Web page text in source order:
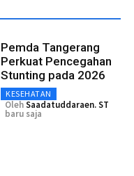
Pemda Tangerang
Perkuat Pencegahan
Stunting pada 2026
KESEHATAN
OlehSaadatuddaraen. ST
baru saja